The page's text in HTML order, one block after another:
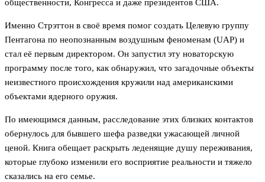
общественности, Конгресса и даже президентов США.
Именно Стрэттон в своё время помог создать Целевую группу
Пентагона по неопознанным воздушным феноменам (UAP) и
стал её первым директором. Он запустил эту новаторскую
программу после того, как обнаружил, что загадочные объекты
неизвестного происхождения кружили над американскими
объектами ядерного оружия.
По имеющимся данным, расследование этих близких контактов
обернулось для бывшего шефа разведки ужасающей личной
ценой. Книга обещает раскрыть леденящие душу переживания,
которые глубоко изменили его восприятие реальности и тяжело
сказались на его семье.